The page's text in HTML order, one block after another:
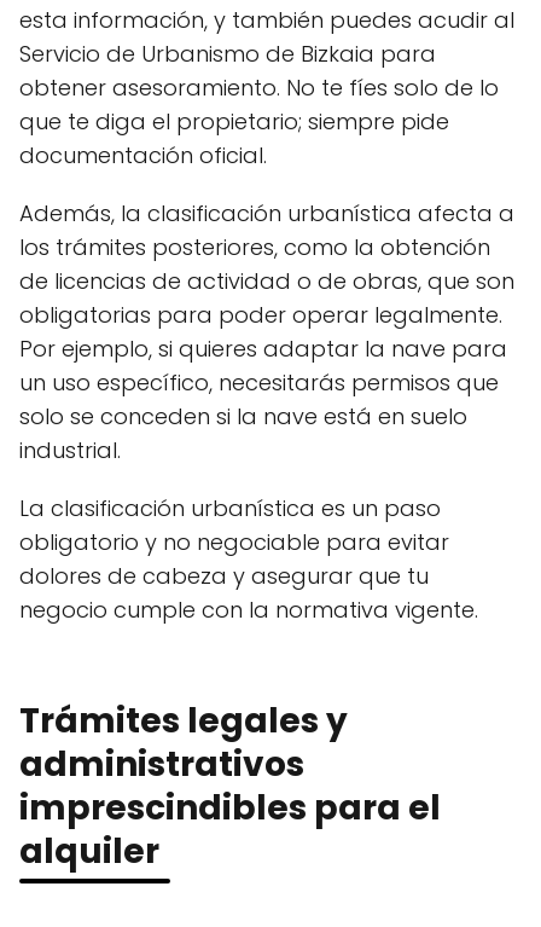
esta información, y también puedes acudir al
Servicio de Urbanismo de Bizkaia para
obtener asesoramiento. No te fíes solo de lo
que te diga el propietario; siempre pide
documentación oficial.
Además, la clasificación urbanística afecta a
los trámites posteriores, como la obtención
de licencias de actividad o de obras, que son
obligatorias para poder operar legalmente.
Por ejemplo, si quieres adaptar la nave para
un uso específico, necesitarás permisos que
solo se conceden si la nave está en suelo
industrial.
La clasificación urbanística es un paso
obligatorio y no negociable para evitar
dolores de cabeza y asegurar que tu
negocio cumple con la normativa vigente.
Trámites legales y
administrativos
imprescindibles para el
alquiler